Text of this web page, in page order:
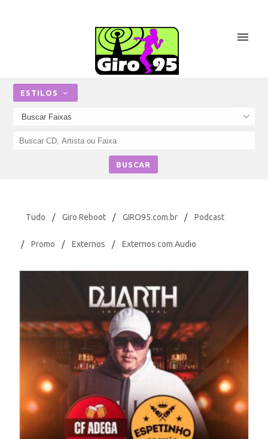
ESTILOS
Tudo / Giro Reboot / GIRO95.com.br / Podcast
/ Promo / Externos / Externos com Audio